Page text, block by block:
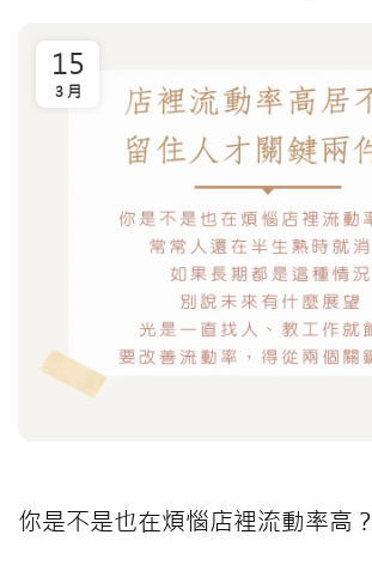
15
3 月
你是不是也在煩惱店裡流動率高？